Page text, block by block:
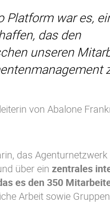
Platform war es,
das den
unseren
von Abalone
das
über ein zentrales
es den 350
Arbeit sowie